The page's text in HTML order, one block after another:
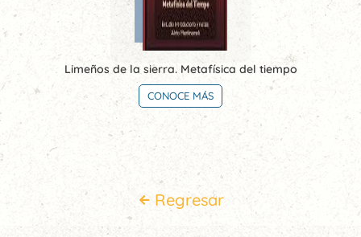
Limeños de la sierra. Metafísica del tiempo
CONOCE MÁS
Regresar